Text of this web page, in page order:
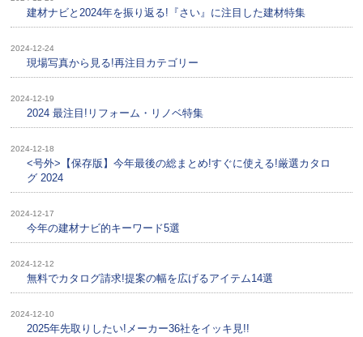
建材ナビと2024年を振り返る!『さい』に注目した建材特集
2024-12-24
現場写真から見る!再注目カテゴリー
2024-12-19
2024 最注目!リフォーム・リノベ特集
2024-12-18
<号外>【保存版】今年最後の総まとめ!すぐに使える!厳選カタロ
グ 2024
2024-12-17
今年の建材ナビ的キーワード5選
2024-12-12
無料でカタログ請求!提案の幅を広げるアイテム14選
2024-12-10
2025年先取りしたい!メーカー36社をイッキ見!!